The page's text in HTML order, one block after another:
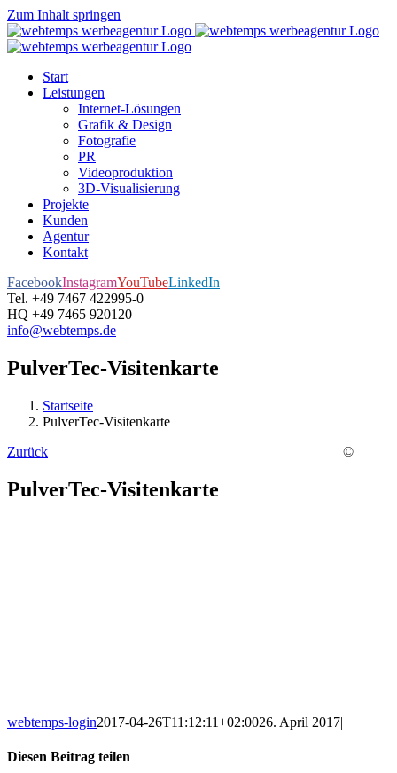
Zum Inhalt springen
Start
Leistungen
Internet-Lösungen
Grafik & Design
Fotografie
PR
Videoproduktion
3D-Visualisierung
Projekte
Kunden
Agentur
Kontakt
FacebookInstagramYouTubeLinkedIn
Tel. +49 7467 422995-0
HQ +49 7465 920120
info@webtemps.de
PulverTec-Visitenkarte
Startseite
PulverTec-Visitenkarte
Zurück
PulverTec-Visitenkarte
webtemps-login2017-04-26T11:12:11+02:0026. April 2017|
Diesen Beitrag teilen
©